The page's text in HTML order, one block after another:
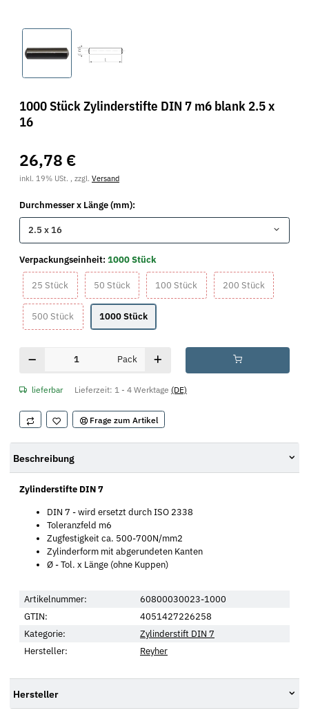
1000 Stück Zylinderstifte DIN 7 m6 blank 2.5 x
16
26,78 €
inkl. 19% USt. , zzgl. Versand
Durchmesser x Länge (mm):
2.5 x 16
Verpackungseinheit: 1000 Stück
25 Stück 25 Stück50 Stück50 Stück100 Stück 100 Stück200 Stück200 Stück
500 Stück500 Stück1000 Stück1000 Stück
Pack
lieferbar Lieferzeit: 1 - 4 Werktage (DE)
Frage zum Artikel
Beschreibung
Zylinderstifte DIN 7
DIN 7 - wird ersetzt durch ISO 2338
Toleranzfeld m6
Zugfestigkeit ca. 500-700N/mm2
Zylinderform mit abgerundeten Kanten
Ø - Tol. x Länge (ohne Kuppen)
Artikelnummer:
60800030023-1000
GTIN:
4051427226258
Kategorie:
Zylinderstift DIN 7
Hersteller:
Reyher
Hersteller